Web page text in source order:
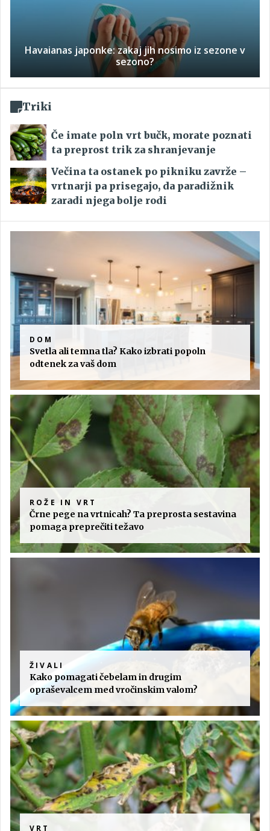
Havaianas japonke: zakaj jih nosimo iz sezone v
sezono?
Triki
Če imate poln vrt bučk, morate poznati
ta preprost trik za shranjevanje
Večina ta ostanek po pikniku zavrže –
vrtnarji pa prisegajo, da paradižnik
zaradi njega bolje rodi
DOM
Svetla ali temna tla? Kako izbrati popoln
odtenek za vaš dom
ROŽE IN VRT
Črne pege na vrtnicah? Ta preprosta sestavina
pomaga preprečiti težavo
ŽIVALI
Kako pomagati čebelam in drugim
opraševalcem med vročinskim valom?
VRT